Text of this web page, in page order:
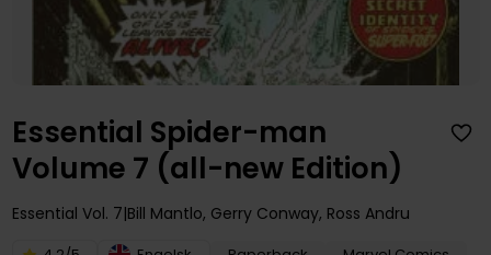
Essential Spider-man
Volume 7 (all-new Edition)
Essential Vol. 7 Bill Mantlo, Gerry Conway, Ross Andru